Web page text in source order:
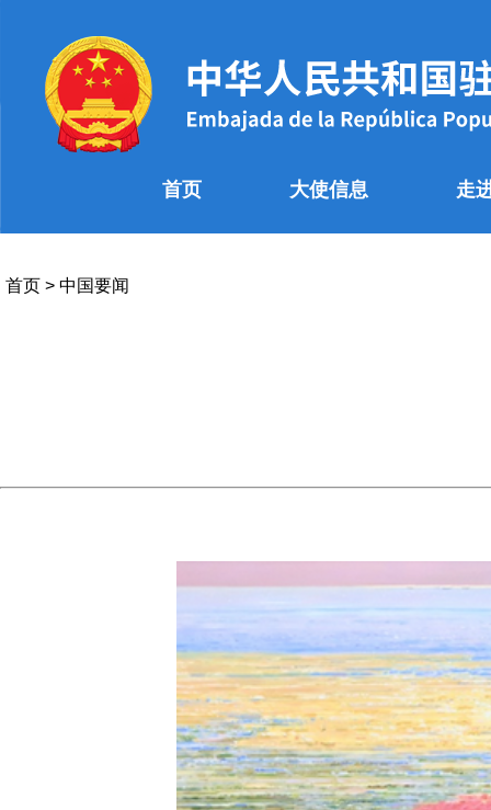
首页 大使信息 走
首页 > 中国要闻